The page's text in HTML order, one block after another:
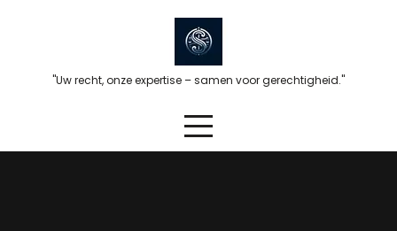
"Uw recht, onze expertise – samen voor gerechtigheid."